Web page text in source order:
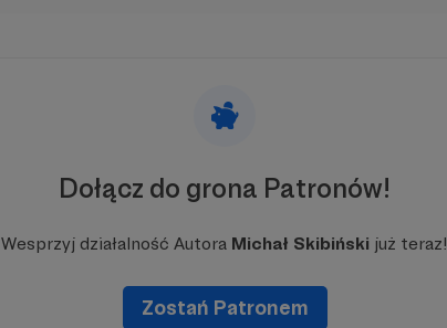
Dołącz do grona Patronów!
Wesprzyj działalność Autora Michał Skibiński już teraz!
Zostań Patronem